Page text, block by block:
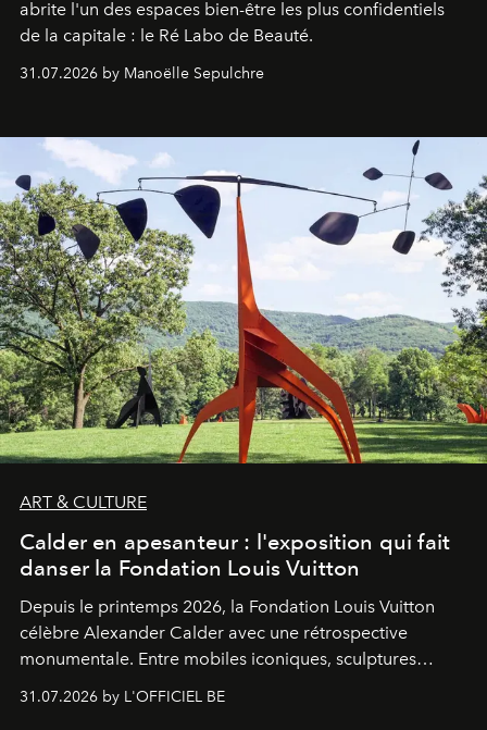
abrite l'un des espaces bien-être les plus confidentiels
de la capitale : le Ré Labo de Beauté.
31.07.2026 by Manoëlle Sepulchre
ART & CULTURE
Calder en apesanteur : l'exposition qui fait
danser la Fondation Louis Vuitton
Depuis le printemps 2026, la Fondation Louis Vuitton
célèbre Alexander Calder avec une rétrospective
monumentale. Entre mobiles iconiques, sculptures
monumentales et poésie du mouvement, l'artiste
américain investit les espaces imaginés par Frank Gehry
31.07.2026 by L'OFFICIEL BE